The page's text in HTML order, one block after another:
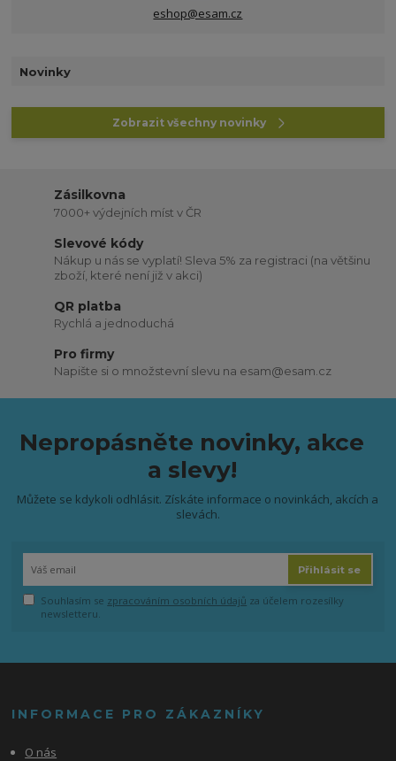
eshop@esam.cz
Novinky
Zobrazit všechny novinky
Zásilkovna
7000+ výdejních míst v ČR
Slevové kódy
Nákup u nás se vyplatí! Sleva 5% za registraci (na většinu
zboží, které není již v akci)
QR platba
Rychlá a jednoduchá
Pro firmy
Napište si o množstevní slevu na esam@esam.cz
Nepropásněte novinky, akce
a slevy!
Můžete se kdykoli odhlásit. Získáte informace o novinkách, akcích a
slevách.
Přihlásit se
Souhlasím se zpracováním osobních údajů za účelem rozesílky
newsletteru.
INFORMACE PRO ZÁKAZNÍKY
O nás